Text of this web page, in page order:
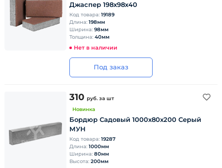
Джаспер 198х98х40
Код товара: 19189
Длина: 198мм
Ширина: 98мм
Толщина: 40мм
Нет в наличии
Под заказ
310 руб. за шт
Новинка
Бордюр Садовый 1000х80х200 Серый
МУН
Код товара: 19287
Длина: 1000мм
Ширина: 80мм
Высота: 200мм